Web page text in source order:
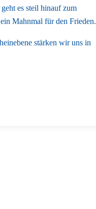
es steil hinauf zum
Mahnmal für den Frieden.
stärken wir uns in